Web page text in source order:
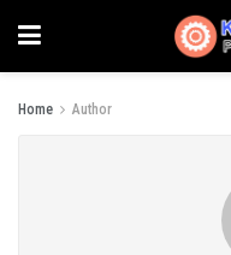
Home Author